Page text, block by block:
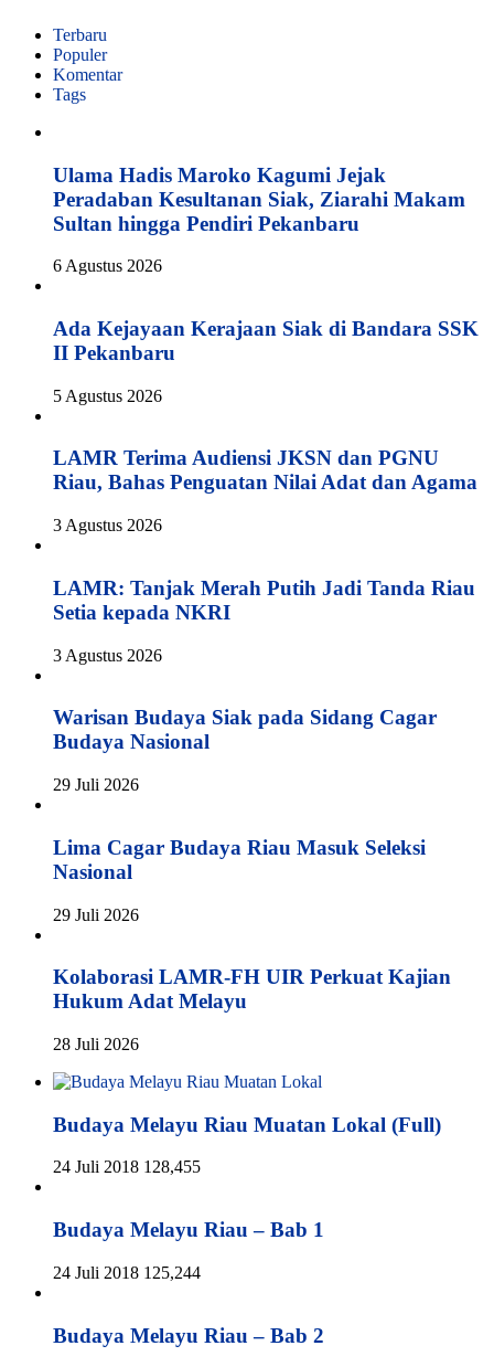
Terbaru
Populer
Komentar
Tags
Ulama Hadis Maroko Kagumi Jejak
Peradaban Kesultanan Siak, Ziarahi Makam
Sultan hingga Pendiri Pekanbaru
6 Agustus 2026
Ada Kejayaan Kerajaan Siak di Bandara SSK
II Pekanbaru
5 Agustus 2026
LAMR Terima Audiensi JKSN dan PGNU
Riau, Bahas Penguatan Nilai Adat dan Agama
3 Agustus 2026
LAMR: Tanjak Merah Putih Jadi Tanda Riau
Setia kepada NKRI
3 Agustus 2026
Warisan Budaya Siak pada Sidang Cagar
Budaya Nasional
29 Juli 2026
Lima Cagar Budaya Riau Masuk Seleksi
Nasional
29 Juli 2026
Kolaborasi LAMR-FH UIR Perkuat Kajian
Hukum Adat Melayu
28 Juli 2026
Budaya Melayu Riau Muatan Lokal (Full)
24 Juli 2018 128,455
Budaya Melayu Riau – Bab 1
24 Juli 2018 125,244
Budaya Melayu Riau – Bab 2